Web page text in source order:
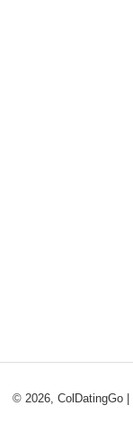
© 2026, ColDatingGo |